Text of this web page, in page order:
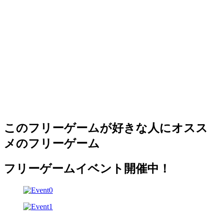
このフリーゲームが好きな人にオスス
メのフリーゲーム
フリーゲームイベント開催中！